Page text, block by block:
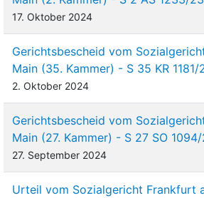
17. Oktober 2024
Gerichtsbescheid vom
Main (35. Kammer) - S 35 KR 1181/
2. Oktober 2024
Gerichtsbescheid vom
Main (27. Kammer) - S 27 SO
27. September 2024
Urteil vom Sozialgericht Frankfurt